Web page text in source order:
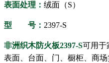
表面处理： 绒面（S）
型 号： 2397-S
非洲织木防火板2397-S可用于
表面、台面、门、橱柜、商